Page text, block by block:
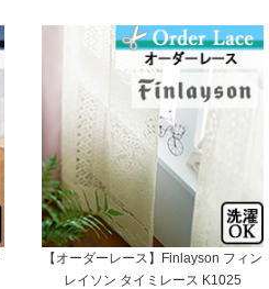
【オーダーレース】Finlayson フィン
レイソン タイミレース K1025